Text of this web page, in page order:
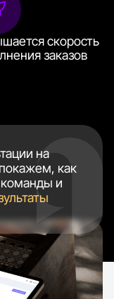
на
как
команды и
скорость
заказов